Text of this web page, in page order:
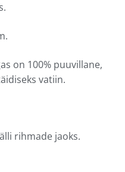
on 100% puuvillane,
vatiin.
rihmade jaoks.